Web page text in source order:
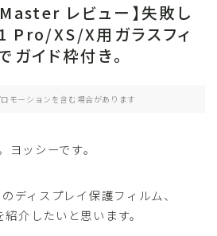
レビュー】失敗し
Pro/XS/X用ガラスフィ
ガイド枠付き。
モーションを含む場合があります
ッシーです。
ディスプレイ保護フィルム、
介したいと思います。